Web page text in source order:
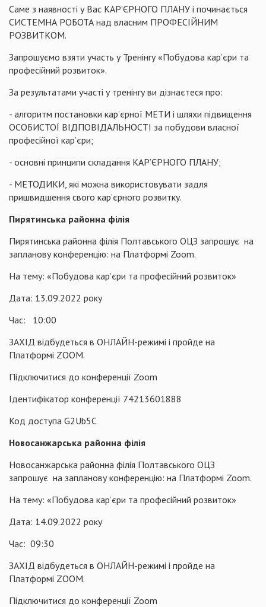
Саме з наявності у Вас КАР’ЄРНОГО ПЛАНУ і починається
СИСТЕМНА РОБОТА над власним ПРОФЕСІЙНИМ
РОЗВИТКОМ.
Запрошуємо взяти участь у Тренінгу «Побудова кар’єри та
професійний розвиток».
За результатами участі у тренінгу ви дізнаєтеся про:
- алгоритм постановки кар’єрної МЕТИ і шляхи підвищення
ОСОБИСТОЇ ВІДПОВІДАЛЬНОСТІ за побудови власної
професійної кар’єри;
- основні принципи складання КАР’ЄРНОГО ПЛАНУ;
- МЕТОДИКИ, які можна використовувати задля
пришвидшення свого кар’єрного розвитку.
Пирятинська районна філія
Пирятинська районна філія Полтавського ОЦЗ запрошує на
запланову конференцію: на Платформі Zoom.
На тему: «Побудова кар’єри та професійний розвиток»
Дата: 13.09.2022 року
Час: 10:00
ЗАХІД відбудеться в ОНЛАЙН-режимі і пройде на
Платформі ZOOM.
Підключитися до конференції Zoom
Ідентифікатор конференції 74213601888
Код доступа G2Ub5C
Новосанжарська районна філія
Новосанжарська районна філія Полтавського ОЦЗ
запрошує на запланову конференцію: на Платформі Zoom.
На тему: «Побудова кар’єри та професійний розвиток»
Дата: 14.09.2022 року
Час: 09:30
ЗАХІД відбудеться в ОНЛАЙН-режимі і пройде на
Платформі ZOOM.
Підключитися до конференції Zoom